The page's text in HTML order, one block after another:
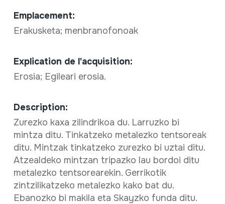
Emplacement:
Erakusketa; menbranofonoak
Explication de l'acquisition:
Erosia; Egileari erosia.
Description:
Zurezko kaxa zilindrikoa du. Larruzko bi
mintza ditu. Tinkatzeko metalezko tentsoreak
ditu. Mintzak tinkatzeko zurezko bi uztai ditu.
Atzealdeko mintzan tripazko lau bordoi ditu
metalezko tentsorearekin. Gerrikotik
zintzilikatzeko metalezko kako bat du.
Ebanozko bi makila eta Skayzko funda ditu.